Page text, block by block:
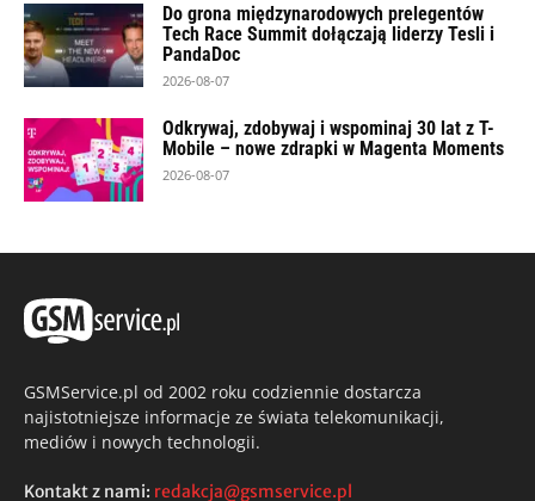
Do grona międzynarodowych prelegentów
Tech Race Summit dołączają liderzy Tesli i
PandaDoc
2026-08-07
Odkrywaj, zdobywaj i wspominaj 30 lat z T-
Mobile – nowe zdrapki w Magenta Moments
2026-08-07
GSMService.pl od 2002 roku codziennie dostarcza
najistotniejsze informacje ze świata telekomunikacji,
mediów i nowych technologii.
Kontakt z nami: redakcja@gsmservice.pl